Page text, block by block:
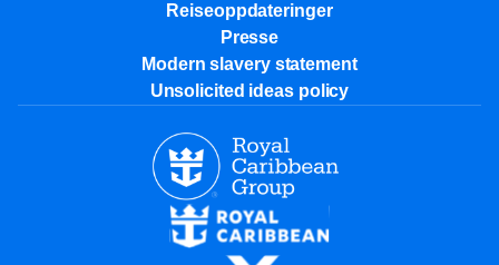
Reiseoppdateringer
Presse
Modern slavery statement
Unsolicited ideas policy